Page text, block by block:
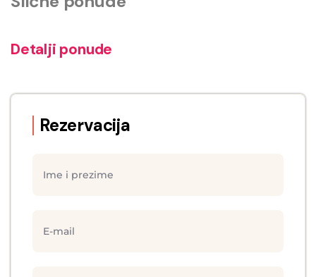
Detalji ponude
Rezervacija